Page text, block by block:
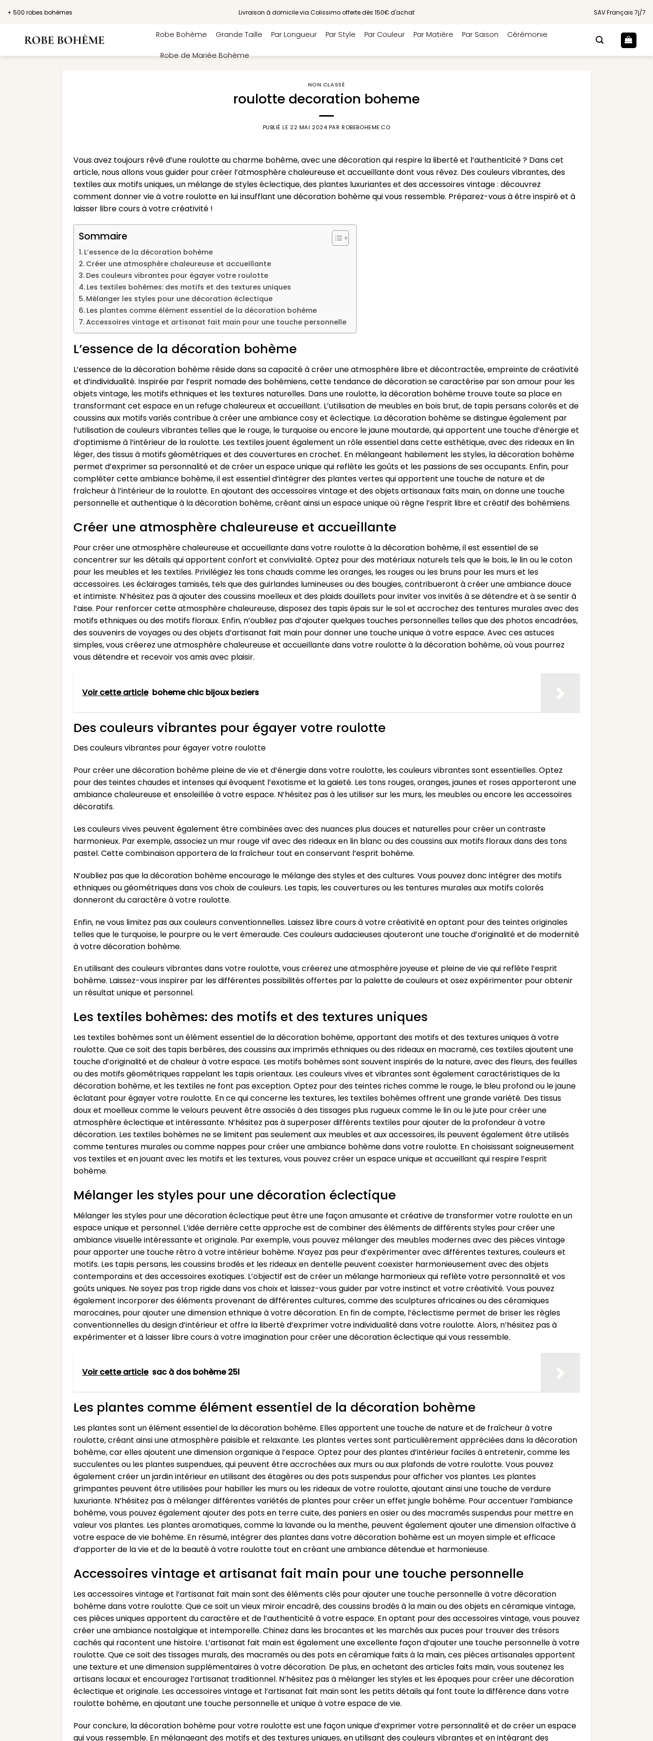
+ 500 robes bohèmes Livraison à domicile via Colissimo offerte dès 150€ d'achat SAV Français 7j/7
Robe Bohème Grande Taille Par Longueur Par Style Par Couleur Par Matière Par Saison Cérémonie
Robe de Mariée Bohème
NON CLASSÉ
roulotte decoration boheme
PUBLIÉ LE 22 MAI 2024 PARROBEBOHEME.CO
Vous avez toujours rêvé d’une roulotte au charme bohème, avec une décoration qui respire la liberté et l’authenticité ? Dans cet
article, nous allons vous guider pour créer l’atmosphère chaleureuse et accueillante dont vous rêvez. Des couleurs vibrantes, des
textiles aux motifs uniques, un mélange de styles éclectique, des plantes luxuriantes et des accessoires vintage : découvrez
comment donner vie à votre roulotte en lui insufflant une décoration bohème qui vous ressemble. Préparez-vous à être inspiré et à
laisser libre cours à votre créativité !
Sommaire
L’essence de la décoration bohème
Créer une atmosphère chaleureuse et accueillante
Des couleurs vibrantes pour égayer votre roulotte
Les textiles bohèmes: des motifs et des textures uniques
Mélanger les styles pour une décoration éclectique
Les plantes comme élément essentiel de la décoration bohème
Accessoires vintage et artisanat fait main pour une touche personnelle
L’essence de la décoration bohème
L’essence de la décoration bohème réside dans sa capacité à créer une atmosphère libre et décontractée, empreinte de créativité
et d’individualité. Inspirée par l’esprit nomade des bohémiens, cette tendance de décoration se caractérise par son amour pour les
objets vintage, les motifs ethniques et les textures naturelles. Dans une roulotte, la décoration bohème trouve toute sa place en
transformant cet espace en un refuge chaleureux et accueillant. L’utilisation de meubles en bois brut, de tapis persans colorés et de
coussins aux motifs variés contribue à créer une ambiance cosy et éclectique. La décoration bohème se distingue également par
l’utilisation de couleurs vibrantes telles que le rouge, le turquoise ou encore le jaune moutarde, qui apportent une touche d’énergie et
d’optimisme à l’intérieur de la roulotte. Les textiles jouent également un rôle essentiel dans cette esthétique, avec des rideaux en lin
léger, des tissus à motifs géométriques et des couvertures en crochet. En mélangeant habilement les styles, la décoration bohème
permet d’exprimer sa personnalité et de créer un espace unique qui reflète les goûts et les passions de ses occupants. Enfin, pour
compléter cette ambiance bohème, il est essentiel d’intégrer des plantes vertes qui apportent une touche de nature et de
fraîcheur à l’intérieur de la roulotte. En ajoutant des accessoires vintage et des objets artisanaux faits main, on donne une touche
personnelle et authentique à la décoration bohème, créant ainsi un espace unique où règne l’esprit libre et créatif des bohémiens.
Créer une atmosphère chaleureuse et accueillante
Pour créer une atmosphère chaleureuse et accueillante dans votre roulotte à la décoration bohème, il est essentiel de se
concentrer sur les détails qui apportent confort et convivialité. Optez pour des matériaux naturels tels que le bois, le lin ou le coton
pour les meubles et les textiles. Privilégiez les tons chauds comme les oranges, les rouges ou les bruns pour les murs et les
accessoires. Les éclairages tamisés, tels que des guirlandes lumineuses ou des bougies, contribueront à créer une ambiance douce
et intimiste. N’hésitez pas à ajouter des coussins moelleux et des plaids douillets pour inviter vos invités à se détendre et à se sentir à
l’aise. Pour renforcer cette atmosphère chaleureuse, disposez des tapis épais sur le sol et accrochez des tentures murales avec des
motifs ethniques ou des motifs floraux. Enfin, n’oubliez pas d’ajouter quelques touches personnelles telles que des photos encadrées,
des souvenirs de voyages ou des objets d’artisanat fait main pour donner une touche unique à votre espace. Avec ces astuces
simples, vous créerez une atmosphère chaleureuse et accueillante dans votre roulotte à la décoration bohème, où vous pourrez
vous détendre et recevoir vos amis avec plaisir.
Voir cette article boheme chic bijoux beziers
Des couleurs vibrantes pour égayer votre roulotte
Des couleurs vibrantes pour égayer votre roulotte
Pour créer une décoration bohème pleine de vie et d’énergie dans votre roulotte, les couleurs vibrantes sont essentielles. Optez
pour des teintes chaudes et intenses qui évoquent l’exotisme et la gaieté. Les tons rouges, oranges, jaunes et roses apporteront une
ambiance chaleureuse et ensoleillée à votre espace. N’hésitez pas à les utiliser sur les murs, les meubles ou encore les accessoires
décoratifs.
Les couleurs vives peuvent également être combinées avec des nuances plus douces et naturelles pour créer un contraste
harmonieux. Par exemple, associez un mur rouge vif avec des rideaux en lin blanc ou des coussins aux motifs floraux dans des tons
pastel. Cette combinaison apportera de la fraîcheur tout en conservant l’esprit bohème.
N’oubliez pas que la décoration bohème encourage le mélange des styles et des cultures. Vous pouvez donc intégrer des motifs
ethniques ou géométriques dans vos choix de couleurs. Les tapis, les couvertures ou les tentures murales aux motifs colorés
donneront du caractère à votre roulotte.
Enfin, ne vous limitez pas aux couleurs conventionnelles. Laissez libre cours à votre créativité en optant pour des teintes originales
telles que le turquoise, le pourpre ou le vert émeraude. Ces couleurs audacieuses ajouteront une touche d’originalité et de modernité
à votre décoration bohème.
En utilisant des couleurs vibrantes dans votre roulotte, vous créerez une atmosphère joyeuse et pleine de vie qui reflète l’esprit
bohème. Laissez-vous inspirer par les différentes possibilités offertes par la palette de couleurs et osez expérimenter pour obtenir
un résultat unique et personnel.
Les textiles bohèmes: des motifs et des textures uniques
Les textiles bohèmes sont un élément essentiel de la décoration bohème, apportant des motifs et des textures uniques à votre
roulotte. Que ce soit des tapis berbères, des coussins aux imprimés ethniques ou des rideaux en macramé, ces textiles ajoutent une
touche d’originalité et de chaleur à votre espace. Les motifs bohèmes sont souvent inspirés de la nature, avec des fleurs, des feuilles
ou des motifs géométriques rappelant les tapis orientaux. Les couleurs vives et vibrantes sont également caractéristiques de la
décoration bohème, et les textiles ne font pas exception. Optez pour des teintes riches comme le rouge, le bleu profond ou le jaune
éclatant pour égayer votre roulotte. En ce qui concerne les textures, les textiles bohèmes offrent une grande variété. Des tissus
doux et moelleux comme le velours peuvent être associés à des tissages plus rugueux comme le lin ou le jute pour créer une
atmosphère éclectique et intéressante. N’hésitez pas à superposer différents textiles pour ajouter de la profondeur à votre
décoration. Les textiles bohèmes ne se limitent pas seulement aux meubles et aux accessoires, ils peuvent également être utilisés
comme tentures murales ou comme nappes pour créer une ambiance bohème dans votre roulotte. En choisissant soigneusement
vos textiles et en jouant avec les motifs et les textures, vous pouvez créer un espace unique et accueillant qui respire l’esprit
bohème.
Mélanger les styles pour une décoration éclectique
Mélanger les styles pour une décoration éclectique peut être une façon amusante et créative de transformer votre roulotte en un
espace unique et personnel. L’idée derrière cette approche est de combiner des éléments de différents styles pour créer une
ambiance visuelle intéressante et originale. Par exemple, vous pouvez mélanger des meubles modernes avec des pièces vintage
pour apporter une touche rétro à votre intérieur bohème. N’ayez pas peur d’expérimenter avec différentes textures, couleurs et
motifs. Les tapis persans, les coussins brodés et les rideaux en dentelle peuvent coexister harmonieusement avec des objets
contemporains et des accessoires exotiques. L’objectif est de créer un mélange harmonieux qui reflète votre personnalité et vos
goûts uniques. Ne soyez pas trop rigide dans vos choix et laissez-vous guider par votre instinct et votre créativité. Vous pouvez
également incorporer des éléments provenant de différentes cultures, comme des sculptures africaines ou des céramiques
marocaines, pour ajouter une dimension ethnique à votre décoration. En fin de compte, l’éclectisme permet de briser les règles
conventionnelles du design d’intérieur et offre la liberté d’exprimer votre individualité dans votre roulotte. Alors, n’hésitez pas à
expérimenter et à laisser libre cours à votre imagination pour créer une décoration éclectique qui vous ressemble.
Voir cette article sac à dos bohème 25l
Les plantes comme élément essentiel de la décoration bohème
Les plantes sont un élément essentiel de la décoration bohème. Elles apportent une touche de nature et de fraîcheur à votre
roulotte, créant ainsi une atmosphère paisible et relaxante. Les plantes vertes sont particulièrement appréciées dans la décoration
bohème, car elles ajoutent une dimension organique à l’espace. Optez pour des plantes d’intérieur faciles à entretenir, comme les
succulentes ou les plantes suspendues, qui peuvent être accrochées aux murs ou aux plafonds de votre roulotte. Vous pouvez
également créer un jardin intérieur en utilisant des étagères ou des pots suspendus pour afficher vos plantes. Les plantes
grimpantes peuvent être utilisées pour habiller les murs ou les rideaux de votre roulotte, ajoutant ainsi une touche de verdure
luxuriante. N’hésitez pas à mélanger différentes variétés de plantes pour créer un effet jungle bohème. Pour accentuer l’ambiance
bohème, vous pouvez également ajouter des pots en terre cuite, des paniers en osier ou des macramés suspendus pour mettre en
valeur vos plantes. Les plantes aromatiques, comme la lavande ou la menthe, peuvent également ajouter une dimension olfactive à
votre espace de vie bohème. En résumé, intégrer des plantes dans votre décoration bohème est un moyen simple et efficace
d’apporter de la vie et de la beauté à votre roulotte tout en créant une ambiance détendue et harmonieuse.
Accessoires vintage et artisanat fait main pour une touche personnelle
Les accessoires vintage et l’artisanat fait main sont des éléments clés pour ajouter une touche personnelle à votre décoration
bohème dans votre roulotte. Que ce soit un vieux miroir encadré, des coussins brodés à la main ou des objets en céramique vintage,
ces pièces uniques apportent du caractère et de l’authenticité à votre espace. En optant pour des accessoires vintage, vous pouvez
créer une ambiance nostalgique et intemporelle. Chinez dans les brocantes et les marchés aux puces pour trouver des trésors
cachés qui racontent une histoire. L’artisanat fait main est également une excellente façon d’ajouter une touche personnelle à votre
roulotte. Que ce soit des tissages murals, des macramés ou des pots en céramique faits à la main, ces pièces artisanales apportent
une texture et une dimension supplémentaires à votre décoration. De plus, en achetant des articles faits main, vous soutenez les
artisans locaux et encouragez l’artisanat traditionnel. N’hésitez pas à mélanger les styles et les époques pour créer une décoration
éclectique et originale. Les accessoires vintage et l’artisanat fait main sont les petits détails qui font toute la différence dans votre
roulotte bohème, en ajoutant une touche personnelle et unique à votre espace de vie.
Pour conclure, la décoration bohème pour votre roulotte est une façon unique d’exprimer votre personnalité et de créer un espace
qui vous ressemble. En mélangeant des motifs et des textures uniques, en utilisant des couleurs vibrantes et en intégrant des